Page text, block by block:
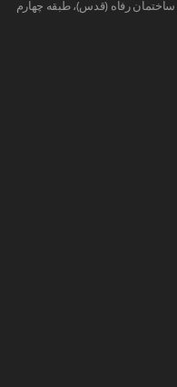
ساختمان رفاه (قدس)، طبقه چهارم